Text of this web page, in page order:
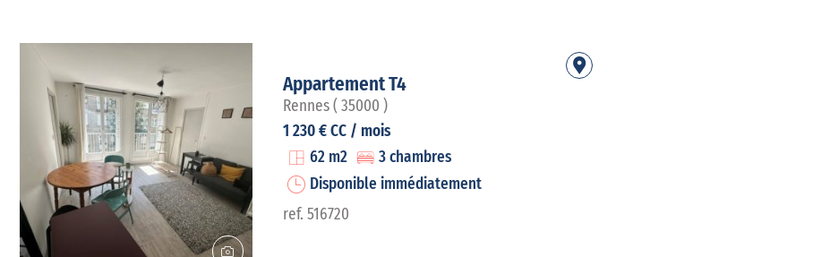
Appartement T4
Rennes ( 35000 )
1 230 € CC / mois
62 m2
3 chambres
Disponible immédiatement
ref. 516720